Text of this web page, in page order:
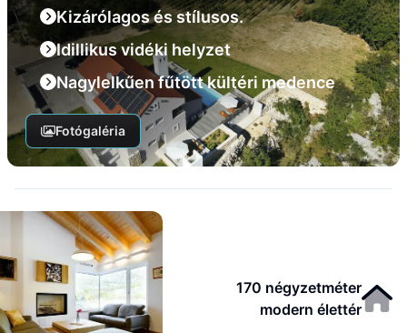
Kizárólagos és stílusos.
Idillikus vidéki helyzet
Nagylelkűen fűtött kültéri medence
Fotógaléria
170 négyzetméter
modern élettér